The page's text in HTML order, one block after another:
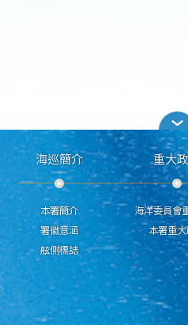
海巡簡介
本署簡介
署徽意涵
舷側標誌
重大
海洋委員會
本署重